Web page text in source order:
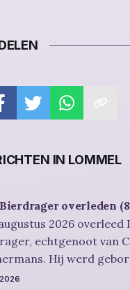
IN LOMMEL
overleden
2026 overleed
echtgenoot van
Hij werd
op 12 oktober